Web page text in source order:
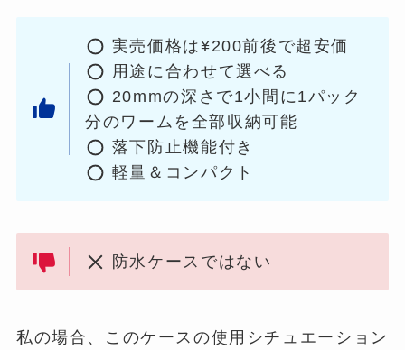
実売価格は¥200前後で超安価
用途に合わせて選べる
20mmの深さで1小間に1パック
分のワームを全部収納可能
落下防止機能付き
軽量＆コンパクト
防水ケースではない
私の場合、このケースの使用シチュエーション